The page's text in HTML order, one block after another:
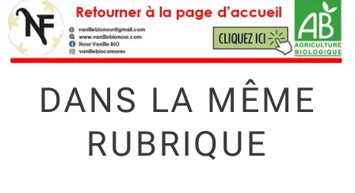
DANS LA MÊME
RUBRIQUE